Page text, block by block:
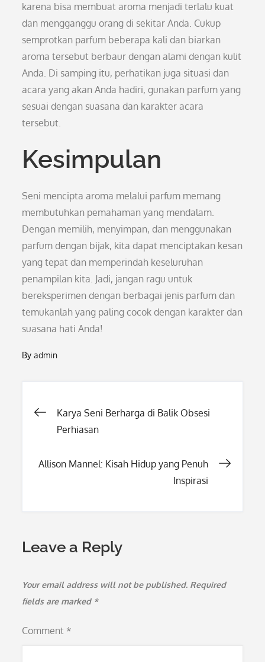
karena bisa membuat aroma menjadi terlalu kuat
dan mengganggu orang di sekitar Anda. Cukup
semprotkan parfum beberapa kali dan biarkan
aroma tersebut berbaur dengan alami dengan kulit
Anda. Di samping itu, perhatikan juga situasi dan
acara yang akan Anda hadiri, gunakan parfum yang
sesuai dengan suasana dan karakter acara
tersebut.
Kesimpulan
Seni mencipta aroma melalui parfum memang
membutuhkan pemahaman yang mendalam.
Dengan memilih, menyimpan, dan menggunakan
parfum dengan bijak, kita dapat menciptakan kesan
yang tepat dan memperindah keseluruhan
penampilan kita. Jadi, jangan ragu untuk
bereksperimen dengan berbagai jenis parfum dan
temukanlah yang paling cocok dengan karakter dan
suasana hati Anda!
Byadmin
Post
Karya Seni Berharga di Balik Obsesi
Perhiasan
Allison Mannel: Kisah Hidup yang Penuh
Inspirasi
Leave a Reply
Your email address will not be published. Required
fields are marked *
Comment *